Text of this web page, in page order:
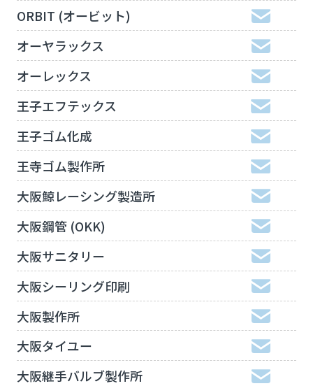
ORBIT (オービット)
オーヤラックス
オーレックス
王子エフテックス
王子ゴム化成
王寺ゴム製作所
大阪鯨レーシング製造所
大阪鋼管 (OKK)
大阪サニタリー
大阪シーリング印刷
大阪製作所
大阪タイユー
大阪継手バルブ製作所